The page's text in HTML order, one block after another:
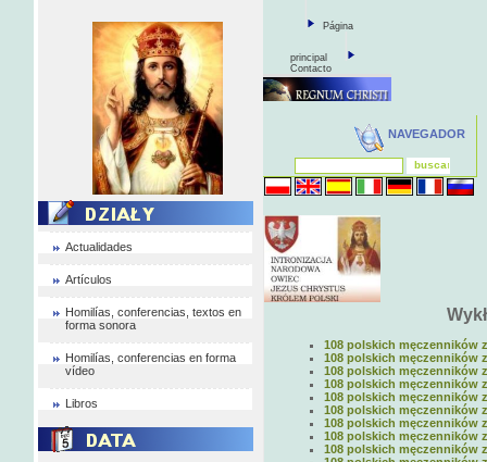
Actualidades
Artículos
Homilías, conferencias, textos en
forma sonora
Homilías, conferencias en forma
vídeo
Libros
Página
principal
Contacto
NAVEGADOR
108 polskich męczenników
108 polskich męczenników
108 polskich męczenników
108 polskich męczenników
108 polskich męczenników
108 polskich męczenników
108 polskich męczenników
108 polskich męczenników
108 polskich męczenników